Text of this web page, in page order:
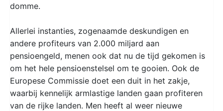
domme.
Allerlei instanties, zogenaamde deskundigen en
andere profiteurs van 2.000 miljard aan
pensioengeld, menen ook dat nu de tijd gekomen is
om het hele pensioenstelsel om te gooien. Ook de
Europese Commissie doet een duit in het zakje,
waarbij kennelijk armlastige landen gaan profiteren
van de rijke landen. Men heeft al weer nieuwe